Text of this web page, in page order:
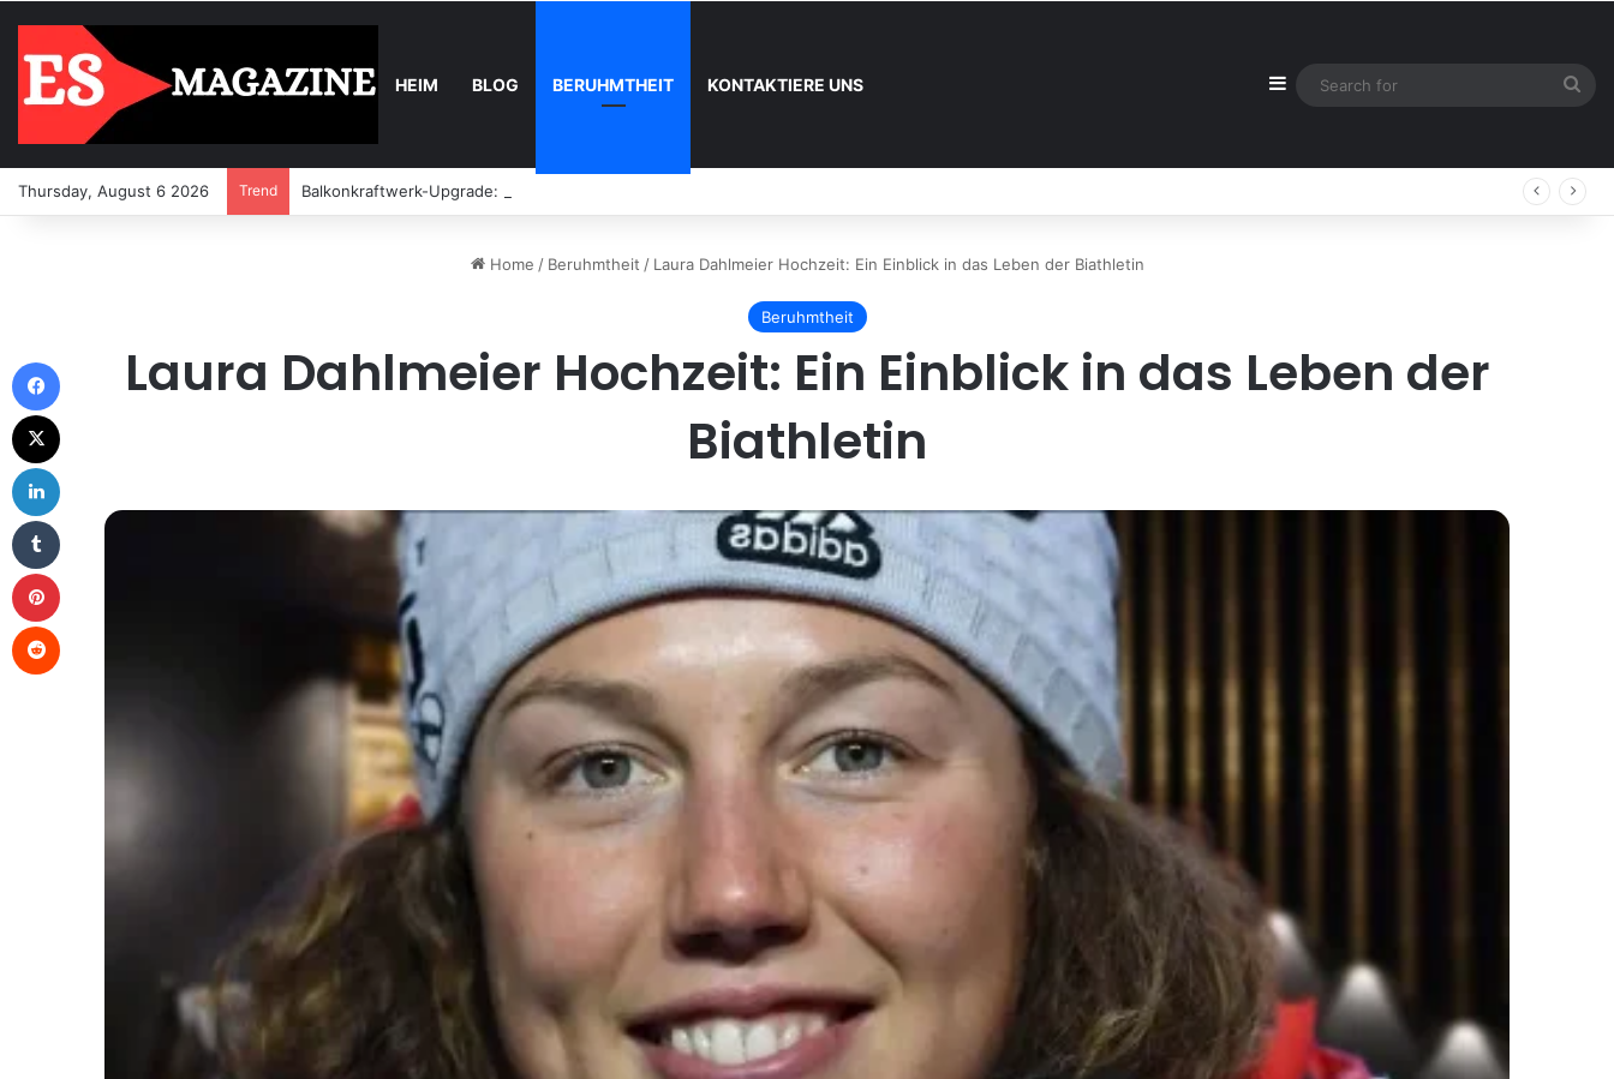
HEIM BLOG BERUHMTHEIT KONTAKTIERE UNS Sidebar
Thursday, August 6 2026 Trend Balkonkraftwerk-Upgrade: Wann und wie registrieren
Home / Beruhmtheit / Laura Dahlmeier Hochzeit: Ein Einblick in das Leben der Biathletin
Beruhmtheit
Laura Dahlmeier Hochzeit: Ein Einblick in das Leben der
Biathletin
Facebook
Tumblr